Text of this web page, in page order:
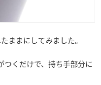
ままにしてみました。
つくだけで、持ち手部分に